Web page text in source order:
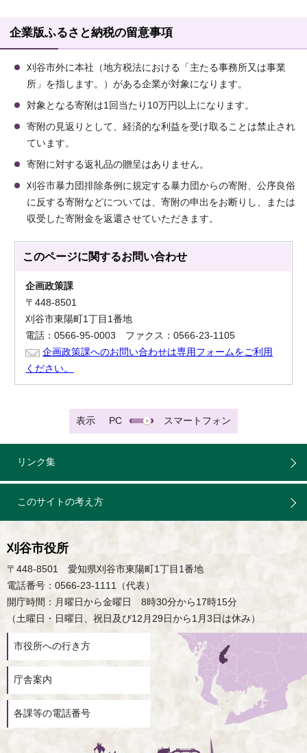
企業版ふるさと納税の留意事項
刈谷市外に本社（地方税法における「主たる事務所又は事業
所」を指します。）がある企業が対象になります。
対象となる寄附は1回当たり10万円以上になります。
寄附の見返りとして、経済的な利益を受け取ることは禁止され
ています。
寄附に対する返礼品の贈呈はありません。
刈谷市暴力団排除条例に規定する暴力団からの寄附、公序良俗
に反する寄附などについては、寄附の申出をお断りし、または
収受した寄附金を返還させていただきます。
このページに関するお問い合わせ
企画政策課
〒448-8501
刈谷市東陽町1丁目1番地
電話：0566-95-0003 ファクス：0566-23-1105
企画政策課へのお問い合わせは専用フォームをご利用
ください。
表示 PC スマートフォン
リンク集
このサイトの考え方
刈谷市役所
〒448-8501 愛知県刈谷市東陽町1丁目1番地
電話番号：0566-23-1111（代表）
開庁時間：月曜日から金曜日 8時30分から17時15分
（土曜日・日曜日、祝日及び12月29日から1月3日は休み）
市役所への行き方
庁舎案内
各課等の電話番号